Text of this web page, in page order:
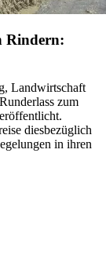
Rindern:
Landwirtschaft
zum
diesbezüglich
in ihren